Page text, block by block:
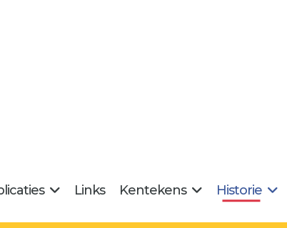
Links Kentekens Historie